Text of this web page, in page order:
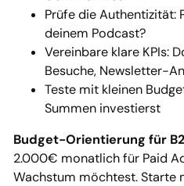
Prüfe die Authentizität:
deinem Podcast?
Vereinbare klare KPIs:
Besuche, Newsletter-
Teste mit kleinen
Summen investierst
Budget-Orientierung für
2.000€ monatlich für Paid
Wachstum möchtest. Starte